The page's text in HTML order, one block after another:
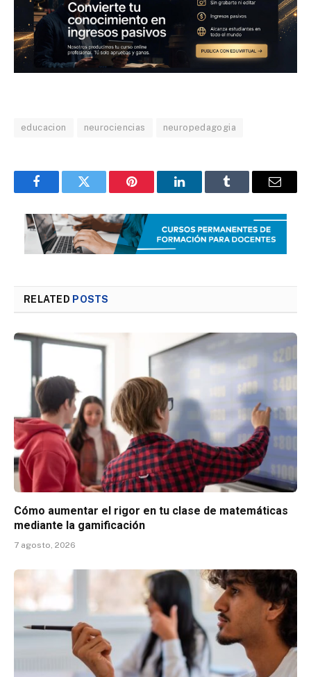
educacion neurociencias neuropedagogia
FacebookTwitter Pinterest LinkedInTumblr Email
RELATED POSTS
Cómo aumentar el rigor en tu clase de matemáticas
mediante la gamificación
7 agosto, 2026